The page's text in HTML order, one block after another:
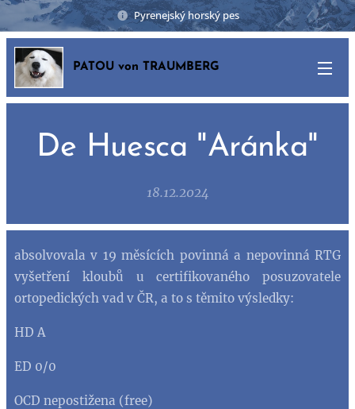
Pyrenejský horský pes
PATOU von TRAUMBERG
De Huesca "Aránka"
18.12.2024
absolvovala v 19 měsících povinná a nepovinná RTG
vyšetření kloubů u certifikovaného posuzovatele
ortopedických vad v ČR, a to s těmito výsledky:
HD A
ED 0/0
OCD nepostižena (free)